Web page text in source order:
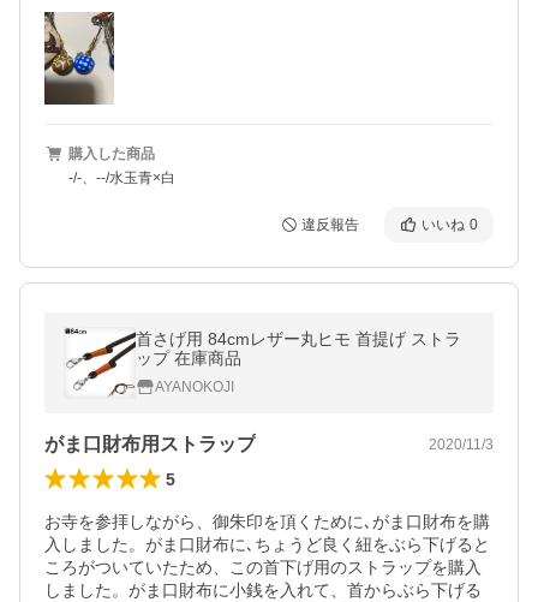
購入した商品
-/-、--/水玉青×白
違反報告 いいね 0
首さげ用 84cmレザー丸ヒモ 首提げ ストラ
ップ 在庫商品
AYANOKOJI
がま口財布用ストラップ 2020/11/3
5
お寺を参拝しながら、御朱印を頂くために､がま口財布を購
入しました。がま口財布に､ちょうど良く紐をぶら下げると
ころがついていたため、この首下げ用のストラップを購入
しました。がま口財布に小銭を入れて、首からぶら下げる